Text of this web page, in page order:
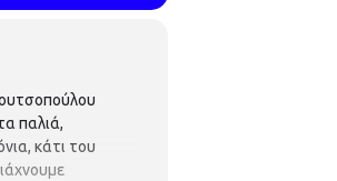
παλιά,
κάτι του